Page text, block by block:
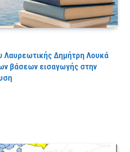
Λαυρεωτικής Δημήτρη Λουκά
βάσεων εισαγωγής στην